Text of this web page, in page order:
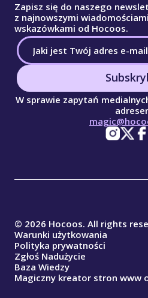
Zapisz się do naszego
z najnowszymi
wskazówkami od Hocoos.
W sprawie zapytań
© 2026 Hocoos. All rights
Warunki użytkowania
Polityka prywatności
Zgłoś Nadużycie
Baza Wiedzy
Magiczny kreator stron www